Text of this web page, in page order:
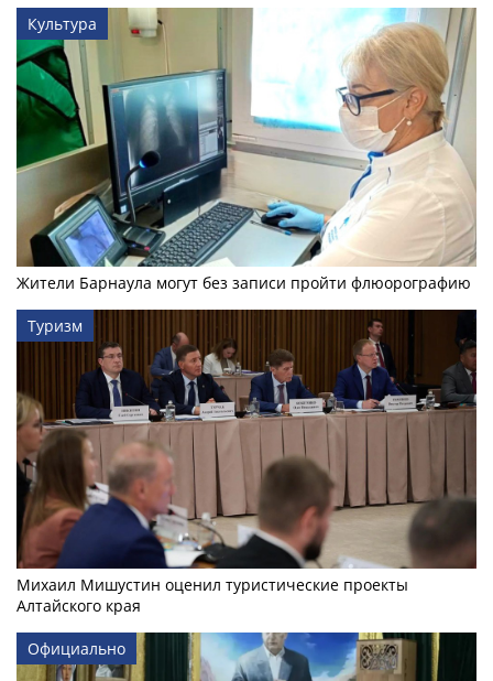
Культура
Жители Барнаула могут без записи пройти флюорографию
Туризм
Михаил Мишустин оценил туристические проекты
Алтайского края
Официально